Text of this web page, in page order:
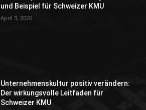
und Beispiel für Schweizer KMU
April 3, 2026
Unternehmenskultur positiv verändern:
Der wirkungsvolle Leitfaden für
Schweizer KMU